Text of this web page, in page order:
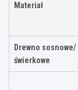
Materiał
Drewno sosnowe/
świerkowe